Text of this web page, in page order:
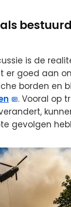
is de
er goed aan
borden en
. Vooral op
gevolgen